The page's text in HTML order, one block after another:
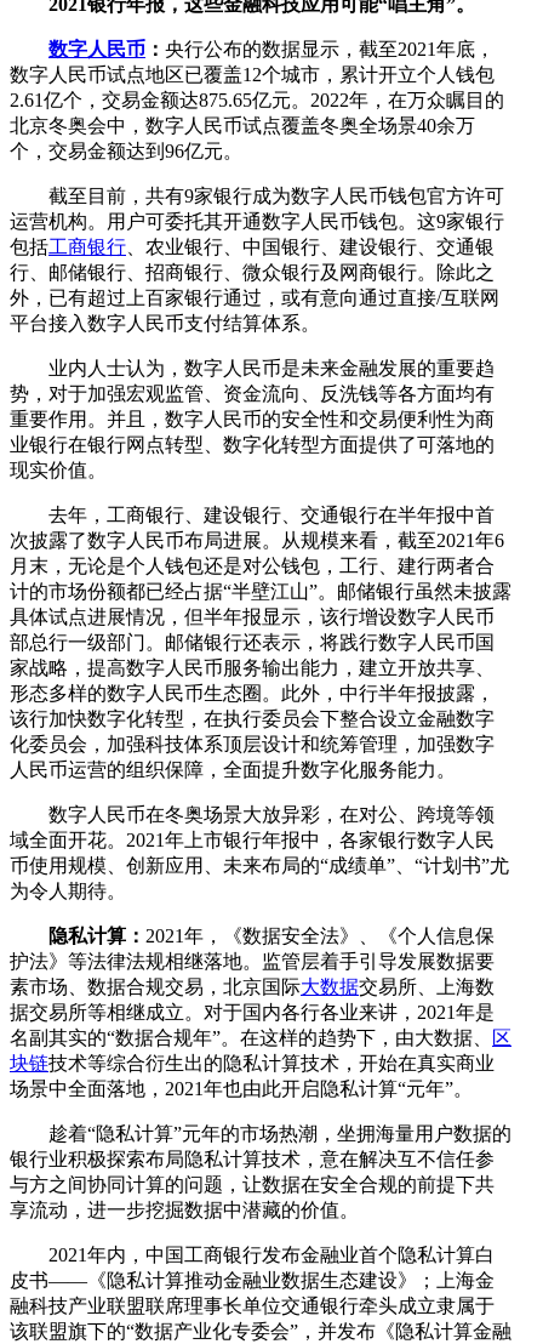
数字人民币 ： 央行公布的数据显示，截至2021年底，
数字人民币试点地区已覆盖12个城市，累计开立个人钱包
2.61亿个，交易金额达875.65亿元。2022年，在万众瞩目的
北京冬奥会中，数字人民币试点覆盖冬奥全场景40余万
个，交易金额达到96亿元。
截至目前，共有9家银行成为数字人民币钱包官方许可
运营机构。用户可委托其开通数字人民币钱包。这9家银行
包括工商银行 、农业银行、中国银行、建设银行、交通银
行、邮储银行、招商银行、微众银行及网商银行。除此之
外，已有超过上百家银行通过，或有意向通过直接/互联网
平台接入数字人民币支付结算体系。
业内人士认为，数字人民币是未来金融发展的重要趋
势，对于加强宏观监管、资金流向、反洗钱等各方面均有
重要作用。并且，数字人民币的安全性和交易便利性为商
业银行在银行网点转型、数字化转型方面提供了可落地的
现实价值。
去年，工商银行、建设银行、交通银行在半年报中首
次披露了数字人民币布局进展。从规模来看，截至2021年6
月末，无论是个人钱包还是对公钱包，工行、建行两者合
计的市场份额都已经占据“半壁江山”。邮储银行虽然未披露
具体试点进展情况，但半年报显示，该行增设数字人民币
部总行一级部门。邮储银行还表示，将践行数字人民币国
家战略，提高数字人民币服务输出能力，建立开放共享、
形态多样的数字人民币生态圈。此外，中行半年报披露，
该行加快数字化转型，在执行委员会下整合设立金融数字
化委员会，加强科技体系顶层设计和统筹管理，加强数字
人民币运营的组织保障，全面提升数字化服务能力。
数字人民币在冬奥场景大放异彩，在对公、跨境等领
域全面开花。2021年上市银行年报中，各家银行数字人民
币使用规模、创新应用、未来布局的“成绩单”、“计划书”尤
为令人期待。
隐私计算： 2021年，《数据安全法》、《个人信息保
护法》等法律法规相继落地。监管层着手引导发展数据要
素市场、数据合规交易，北京国际大数据交易所、上海数
据交易所等相继成立。对于国内各行各业来讲，2021年是
名副其实的“数据合规年”。在这样的趋势下，由大数据、
区
块链技术等综合衍生出的隐私计算技术，开始在真实商业
场景中全面落地，2021年也由此开启隐私计算“元年”。
趁着“隐私计算”元年的市场热潮，坐拥海量用户数据的
银行业积极探索布局隐私计算技术，意在解决互不信任参
与方之间协同计算的问题，让数据在安全合规的前提下共
享流动，进一步挖掘数据中潜藏的价值。
2021年内，中国工商银行发布金融业首个隐私计算白
皮书——《隐私计算推动金融业数据生态建设》；上海金
融科技产业联盟联席理事长单位交通银行牵头成立隶属于
该联盟旗下的“数据产业化专委会”，并发布《隐私计算金融